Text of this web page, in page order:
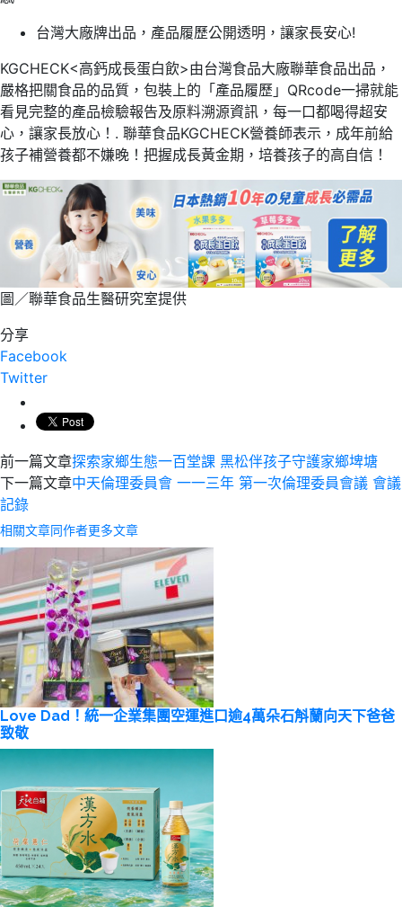
台灣大廠牌出品，產品履歷公開透明，讓家長安心!
KGCHECK<高鈣成長蛋白飲>由台灣食品大廠聯華食品出品，
嚴格把關食品的品質，包裝上的「產品履歷」QRcode一掃就能
看見完整的產品檢驗報告及原料溯源資訊，每一口都喝得超安
心，讓家長放心！. 聯華食品KGCHECK營養師表示，成年前給
孩子補營養都不嫌晚！把握成長黃金期，培養孩子的高自信！
圖／聯華食品生醫研究室提供
分享
Facebook
Twitter
前一篇文章探索家鄉生態一百堂課 黑松伴孩子守護家鄉埤塘
下一篇文章中天倫理委員會 一一三年 第一次倫理委員會議 會議
記錄
相關文章同作者更多文章
Love Dad！統一企業集團空運進口逾4萬朵石斛蘭向天下爸爸
致敬